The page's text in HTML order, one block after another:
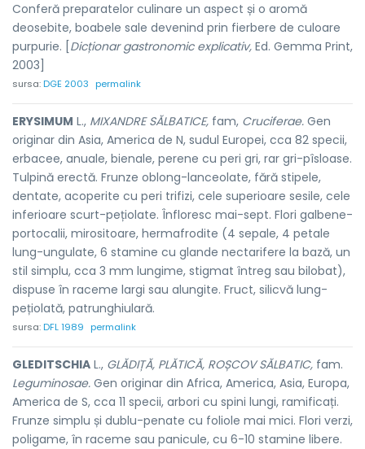
Conferă preparatelor culinare un aspect și o aromă
deosebite, boabele sale devenind prin fierbere de culoare
purpurie. [ Dicționar gastronomic explicativ, Ed. Gemma Print,
2003]
sursa:DGE 2003 permalink
ERYSIMUM L., MIXANDRE SĂLBATICE, fam, Cruciferae. Gen
originar din Asia, America de N, sudul Europei, cca 82 specii,
erbacee, anuale, bienale, perene cu peri gri, rar gri-pîsloase.
Tulpină erectă. Frunze oblong-lanceolate, fără stipele,
dentate, acoperite cu peri trifizi, cele superioare sesile, cele
inferioare scurt-pețiolate. Înfloresc mai-sept. Flori galbene-
portocalii, mirositoare, hermafrodite (4 sepale, 4 petale
lung-ungulate, 6 stamine cu glande nectarifere la bază, un
stil simplu, cca 3 mm lungime, stigmat întreg sau bilobat),
dispuse în raceme largi sau alungite. Fruct, silicvă lung-
pețiolată, patrunghiulară.
sursa:DFL 1989 permalink
GLEDITSCHIA L., GLĂDIȚĂ, PLĂTICĂ, ROȘCOV SĂLBATIC, fam.
Leguminosae. Gen originar din Africa, America, Asia, Europa,
America de S, cca 11 specii, arbori cu spini lungi, ramificați.
Frunze simplu și dublu-penate cu foliole mai mici. Flori verzi,
poligame, în raceme sau panicule, cu 6-10 stamine libere.